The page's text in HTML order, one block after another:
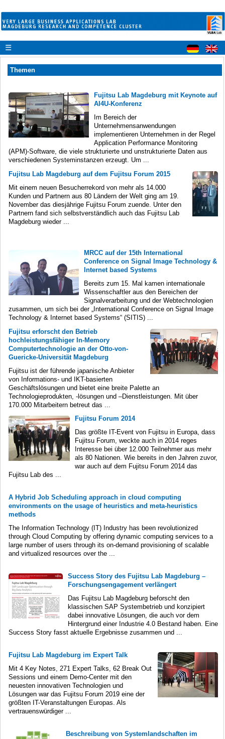
☰
Themen
Fujitsu Lab Magdeburg mit Keynote auf
AI4U-Konferenz
Im Bereich der
Unternehmensanwendungen
implementieren Unternehmen in der Regel
Application Performance Monitoring
(APM)-Software, die viele strukturierte und unstrukturierte Daten aus
verschiedenen Systeminstanzen erzeugt. Um ...
Fujitsu Lab Magdeburg auf dem Fujitsu Forum 2015
Mit einem neuen Besucherrekord von mehr als 14.000
Kunden und Partnern aus 80 Ländern der Welt ging am 19.
November das diesjährige Fujitsu Forum zuende. Unter den
Partnern fand sich selbstverständlich auch das Fujitsu Lab
Magdeburg wieder ...
MRCC auf der 15th International
Conference on Signal Image Technology &
Internet based Systems
Bereits zum 15. Mal kamen internationale
Wissenschaftler aus den Bereichen der
Signalverarbeitung und der Webtechnologien
zusammen, um sich bei der „International Conference on Signal Image
Technology & Internet based Systems“ (SITIS) ...
Fujitsu erforscht den Betrieb
hochleistungsfähiger In-Memory
Computertechnologie an der Otto-von-
Guericke-Universität Magdeburg
Fujitsu ist der führende japanische Anbieter
von Informations- und IKT-basierten
Geschäftslösungen und bietet eine breite Palette an
Technologieprodukten, -lösungen und –Dienstleistungen. Mit über
170.000 Mitarbeitern betreut das ...
Fujitsu Forum 2014
Das größte IT-Event von Fujitsu in Europa, dass
Fujitsu Forum, weckte auch in 2014 reges
Interesse bei über 12.000 Teilnehmer aus mehr
als 80 Nationen. Wie bereits in den Jahren zuvor,
war auch auf dem Fujitsu Forum 2014 das
Fujitsu Lab des ...
A Hybrid Job Scheduling approach in cloud computing
environments on the usage of heuristics and meta-heuristics
methods
The Information Technology (IT) Industry has been revolutionized
through Cloud Computing by offering dynamic computing services to a
large number of users through its on-demand provisioning of scalable
and virtualized resources over the ...
Success Story des Fujitsu Lab Magdeburg –
Forschungsengagement verlängert
Das Fujitsu Lab Magdeburg beforscht den
klassischen SAP Systembetrieb und konzipiert
dabei innovative Lösungen, die auch vor dem
Hintergrund einer Industrie 4.0 Bestand haben. Eine
Success Story fasst aktuelle Ergebnisse zusammen und ...
Fujitsu Lab Magdeburg im Expert Talk
Mit 4 Key Notes, 271 Expert Talks, 62 Break Out
Sessions und einem Demo-Center mit den
neuesten innovativen Technologien und
Lösungen war das Fujitsu Forum 2019 eine der
größten IT-Veranstaltungen Europas. Als
vertrauenswürdiger ...
Beschreibung von Systemlandschaften im